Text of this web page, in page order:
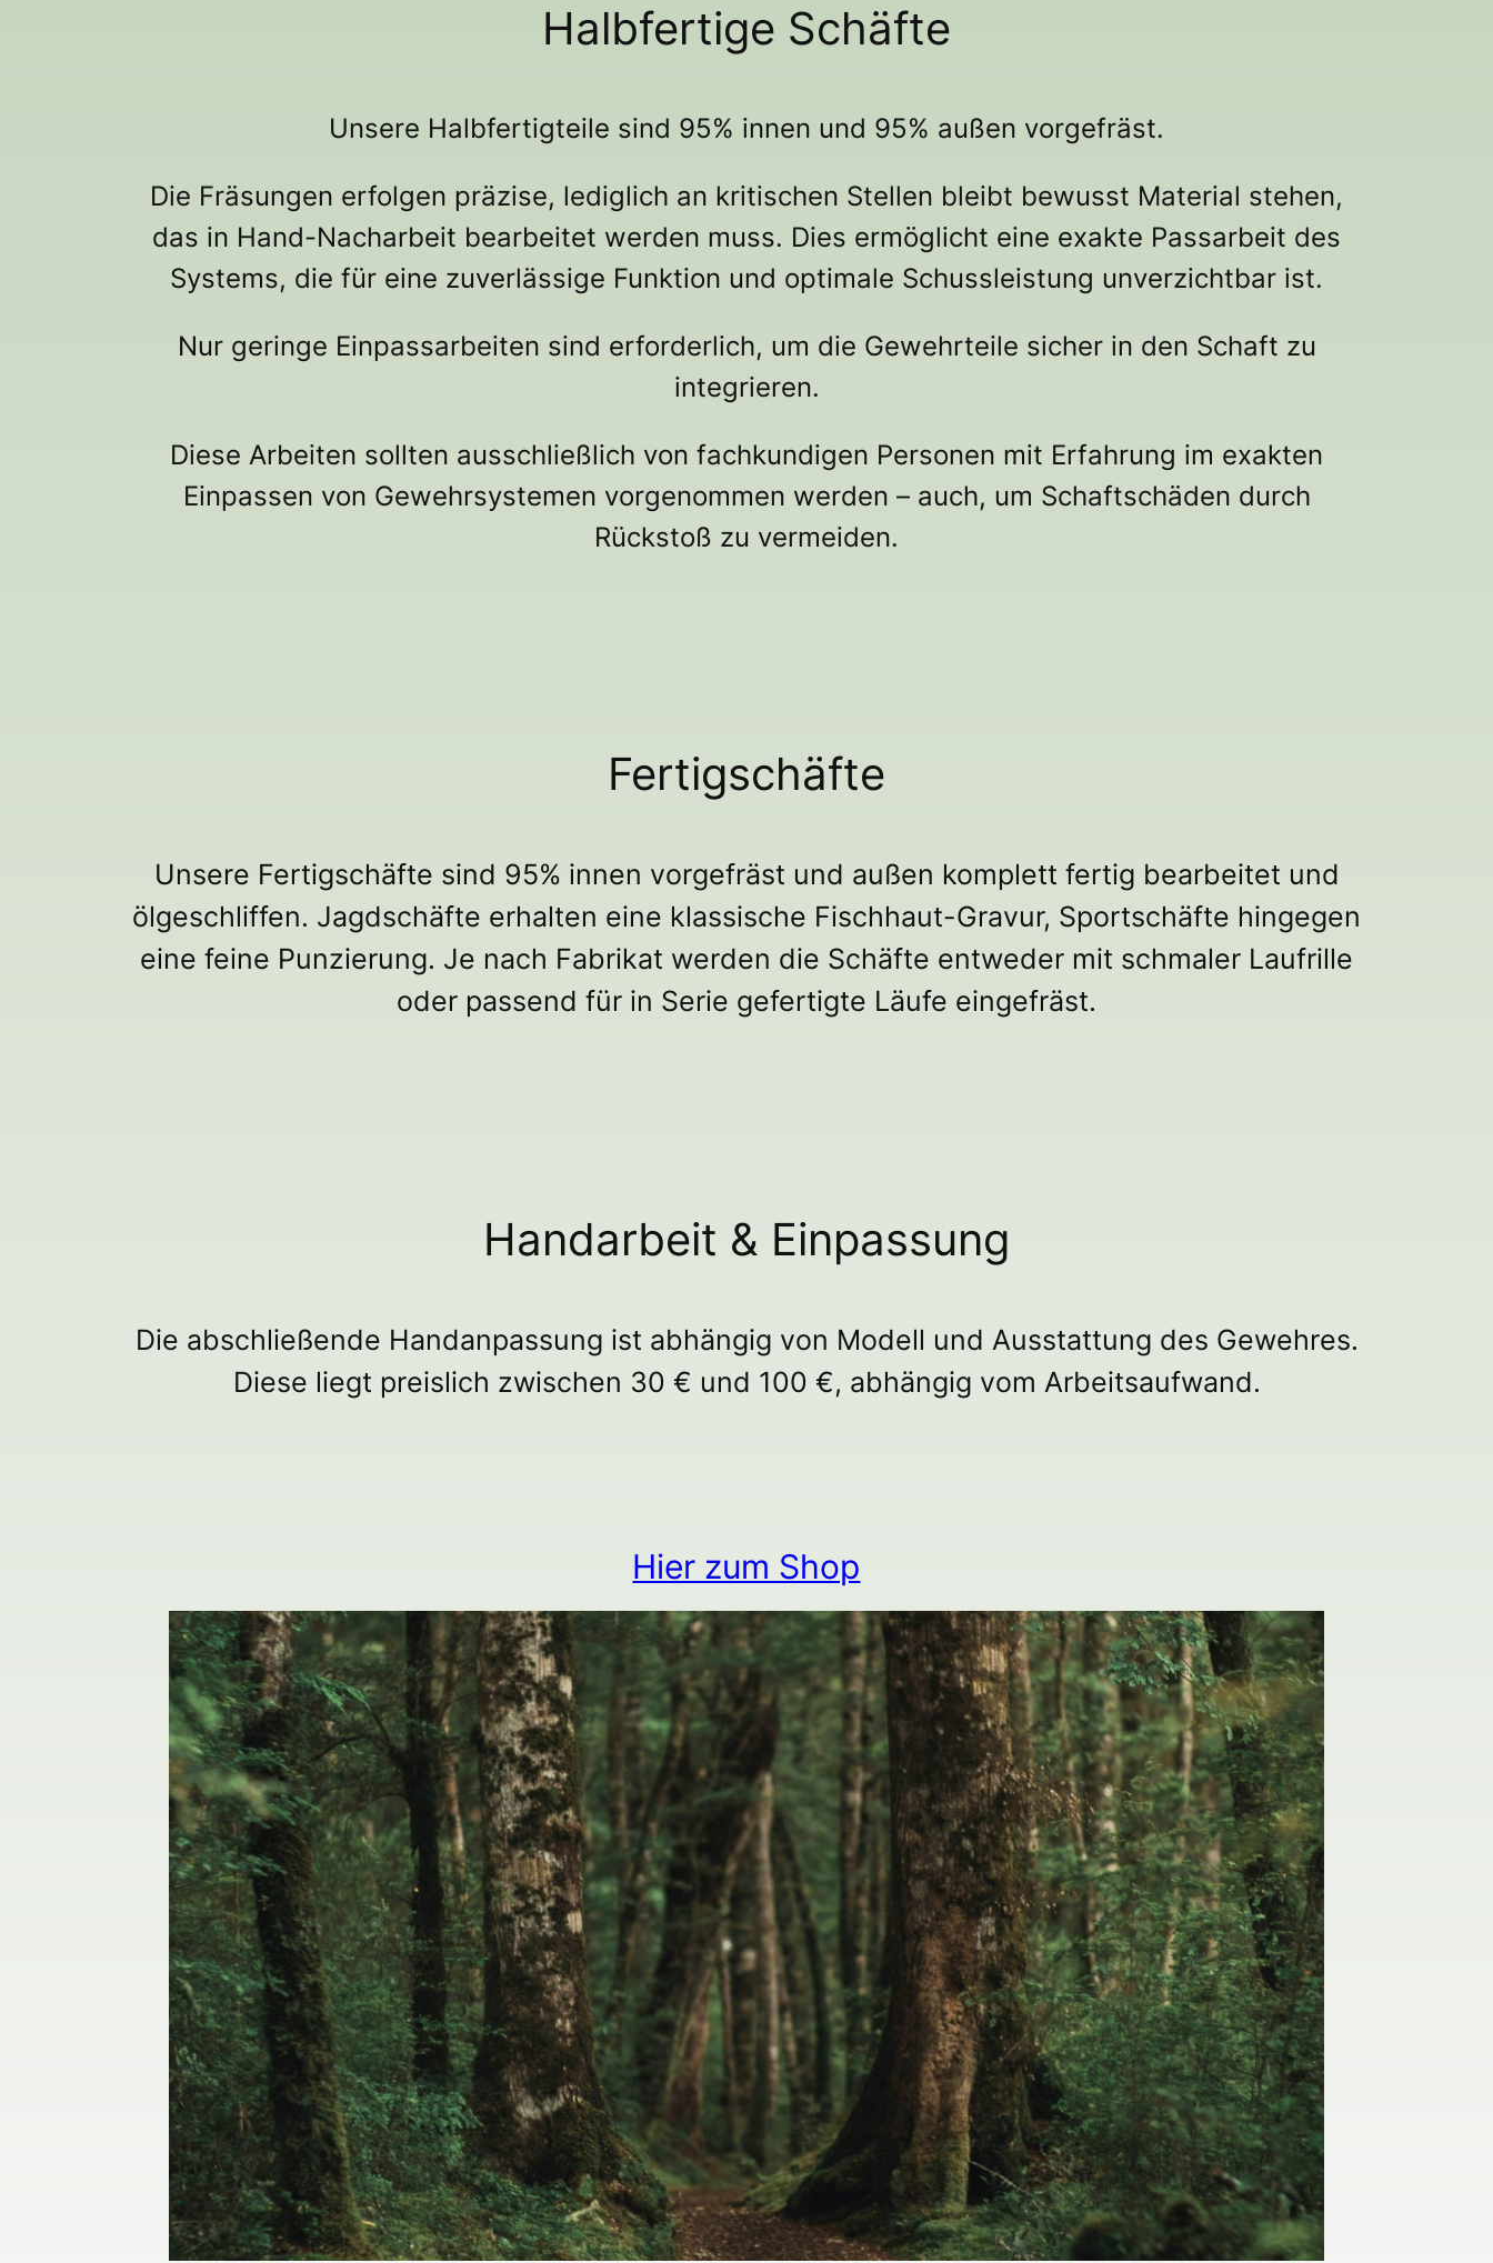
Halbfertige Schäfte
Unsere Halbfertigteile sind 95% innen und 95% außen vorgefräst.
Die Fräsungen erfolgen präzise, lediglich an kritischen Stellen bleibt bewusst Material stehen,
das in Hand-Nacharbeit bearbeitet werden muss. Dies ermöglicht eine exakte Passarbeit des
Systems, die für eine zuverlässige Funktion und optimale Schussleistung unverzichtbar ist.
Nur geringe Einpassarbeiten sind erforderlich, um die Gewehrteile sicher in den Schaft zu
integrieren.
Diese Arbeiten sollten ausschließlich von fachkundigen Personen mit Erfahrung im exakten
Einpassen von Gewehrsystemen vorgenommen werden – auch, um Schaftschäden durch
Rückstoß zu vermeiden.
Fertigschäfte
Unsere Fertigschäfte sind 95% innen vorgefräst und außen komplett fertig bearbeitet und
ölgeschliffen. Jagdschäfte erhalten eine klassische Fischhaut-Gravur, Sportschäfte hingegen
eine feine Punzierung. Je nach Fabrikat werden die Schäfte entweder mit schmaler Laufrille
oder passend für in Serie gefertigte Läufe eingefräst.
Handarbeit & Einpassung
Die abschließende Handanpassung ist abhängig von Modell und Ausstattung des Gewehres.
Diese liegt preislich zwischen 30 € und 100 €, abhängig vom Arbeitsaufwand.
Hier zum Shop